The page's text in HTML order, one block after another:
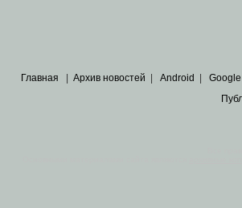
Главная Архив новостей Android Google